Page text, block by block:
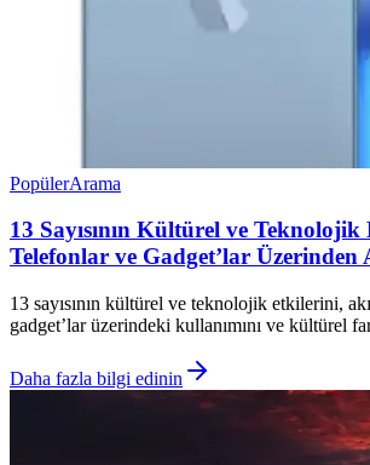
PopülerArama
13 Sayısının Kültürel ve Teknolojik
Telefonlar ve Gadget’lar Üzerinden
13 sayısının kültürel ve teknolojik etkilerini,
gadget’lar üzerindeki kullanımını ve kültürel
Daha fazla bilgi edinin